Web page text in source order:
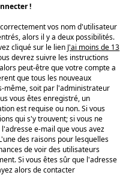
!
vos nom d'utilisateur
alors il y a deux possibilités.
cliqué sur le lien J'ai moins de 13
devrez suivre les instructions
peut-être que votre compte a
que tous les nouveaux
même, soit par l'administrateur
vous êtes enregistré, un
est requise ou non. Si vous
qui s'y trouvent; si vous ne
e-mail que vous avez
des raisons pour lesquelles
de voir des utilisateurs
Si vous êtes sûr que l'adresse
alors de contacter